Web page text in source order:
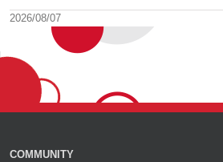
2026/08/07
COMMUNITY